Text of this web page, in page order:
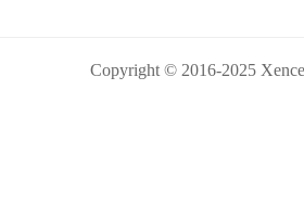
Copyright © 2016-2025